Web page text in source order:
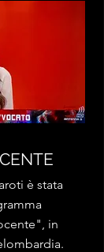
è stata
in